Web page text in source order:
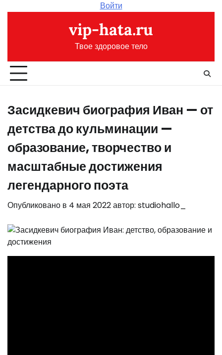
Войти
vip-hata.ru
Твое здоровое тело
Засидкевич биография Иван — от
детства до кульминации —
образование, творчество и
масштабные достижения
легендарного поэта
Опубликовано в 4 мая 2022автор: studiohallo_